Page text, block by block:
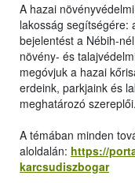
A hazai
lakosság segítségére:
bejelentést a Nébih-
növény- és
megóvjuk a hazai
erdeink, parkjaink és
meghatározó szereplői.
A témában minden
aloldalán: https://
karcsudiszbogar